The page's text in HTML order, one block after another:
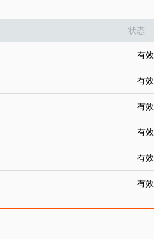
状态
有效
有效
有效
有效
有效
有效